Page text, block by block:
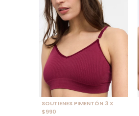
SOUTIENES PIMENTÓN 3 X
$990